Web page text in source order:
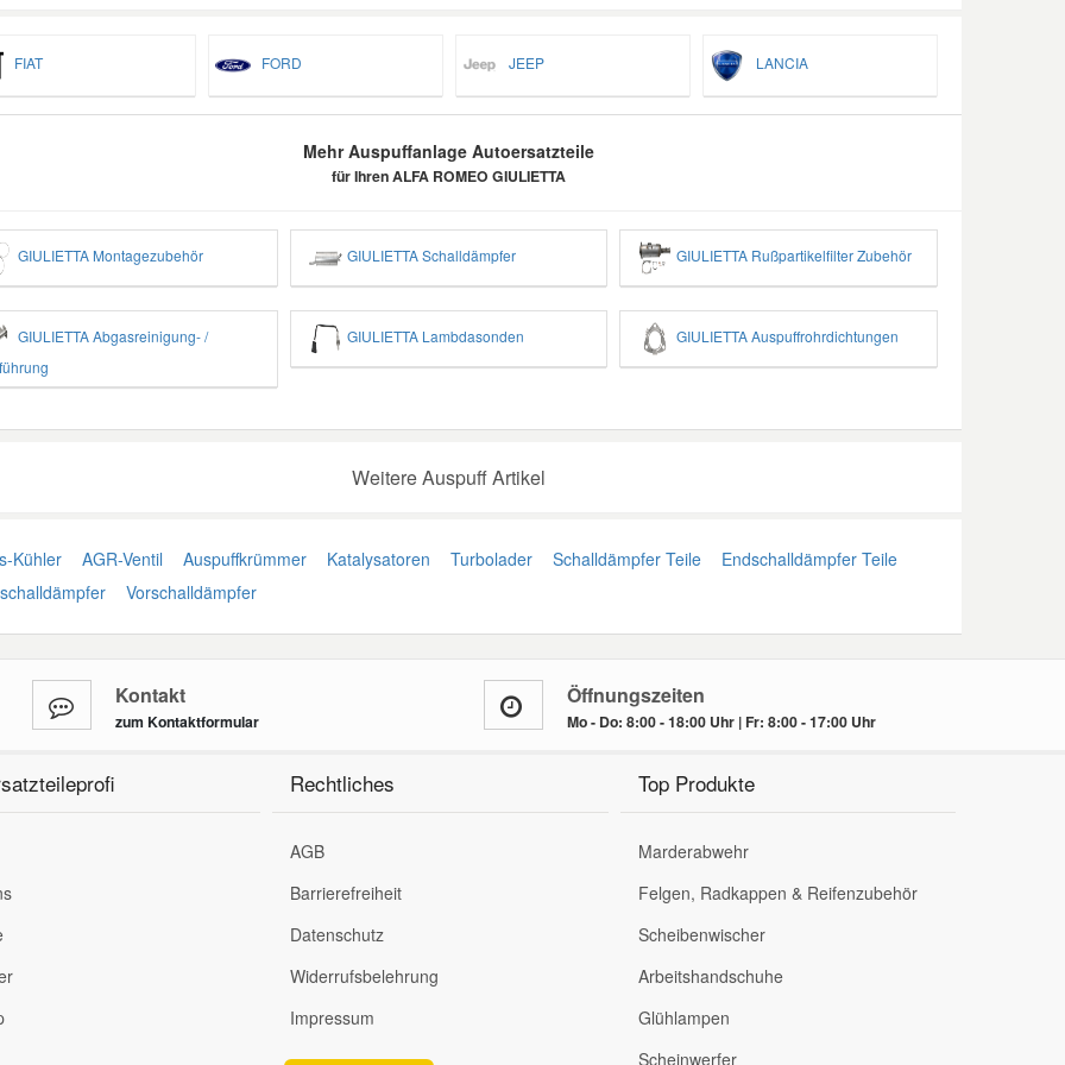
FIAT FORD JEEP LANCIA
Mehr Auspuffanlage Autoersatzteile
für Ihren ALFA ROMEO GIULIETTA
GIULIETTA Montagezubehör GIULIETTA Schalldämpfer GIULIETTA Rußpartikelfilter Zubehör
GIULIETTA Abgasreinigung- /
GIULIETTA Lambdasonden GIULIETTA Auspuffrohrdichtungen
Weitere Auspuff Artikel
Kühler AGR-Ventil Auspuffkrümmer Katalysatoren Turbolader Schalldämpfer Teile
Endschalldämpfer Teile
Vorschalldämpfer
Kontakt
zum Kontaktformular
Öffnungszeiten
Mo - Do: 8:00 - 18:00 Uhr | Fr: 8:00 - 17:00 Uhr
Rechtliches
AGB
Barrierefreiheit
Datenschutz
Widerrufsbelehrung
Impressum
Top Produkte
Marderabwehr
Felgen, Radkappen & Reifenzubehör
Scheibenwischer
Arbeitshandschuhe
Glühlampen
Scheinwerfer